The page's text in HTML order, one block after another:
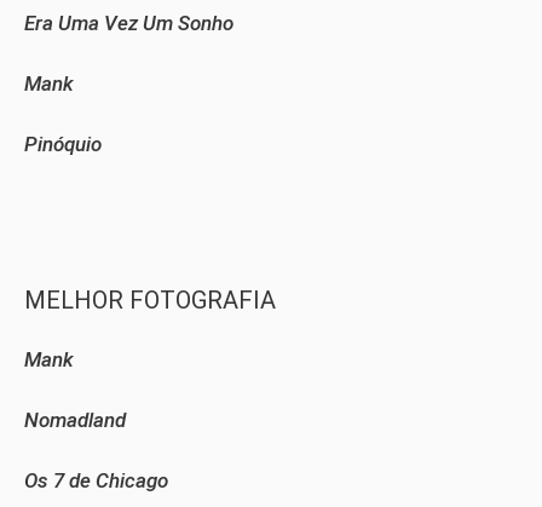
Era Uma Vez Um Sonho
Mank
Pinóquio
MELHOR FOTOGRAFIA
Mank
Nomadland
Os 7 de Chicago